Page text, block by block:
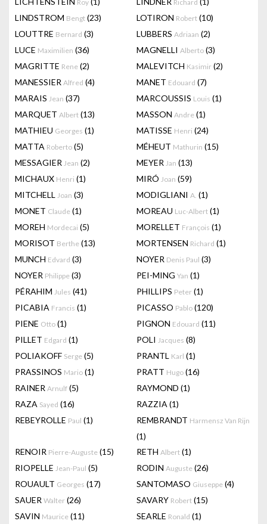
Roy Richard
LINDSTROM Bengt (23) LOTIRON Robert (10)
LOUTTRE Bernard (3) LUBBERS Adriaan (2)
LUCE Maximilien (36) MAGNELLI Alberto (3)
MAGRITTE Rene (2) MALEVITCH Kasimir (2)
MANESSIER Alfred (4) MANET Edouard (7)
MARAIS Jean (37) MARCOUSSIS Louis (1)
MARQUET Albert (13) MASSON Andre (1)
MATHIEU Georges (1) MATISSE Henri (24)
MATTA Roberto (5) MÉHEUT Mathurin (15)
MESSAGIER Jean (2) MEYER Jan (13)
MICHAUX Henri (1) MIRÓ Joan (59)
MITCHELL Joan (3) MODIGLIANI A. (1)
MONET Claude (1) MOREAU Luc-Albert (1)
MOREH Mordecai (5) MORELLET François (1)
MORISOT Berthe (13) MORTENSEN Richard (1)
MUNCH Edvard (3) NOYER Denis Paul (3)
NOYER Philippe (3) PEI-MING Yan (1)
PÉRAHIM Jules (41) PHILLIPS Peter (1)
PICABIA Francis (1) PICASSO Pablo (120)
PIENE Otto (1) PIGNON Edouard (11)
PILLET Edgard (1) POLI Jacques (8)
POLIAKOFF Serge (5) PRANTL Karl (1)
PRASSINOS Mario (1) PRATT Hugo (16)
RAINER Arnulf (5) RAYMOND (1)
RAZA Sayed (16) RAZZIA (1)
REBEYROLLE Paul (1) REMBRANDT Harmensz Van Rijn
(1)
RENOIR Pierre-Auguste (15) RETH Albert (1)
RIOPELLE Jean-Paul (5) RODIN Auguste (26)
ROUAULT Georges (17) SANTOMASO Giuseppe (4)
SAUER Walter (26) SAVARY Robert (15)
SAVIN Maurice (11) SEARLE Ronald (1)